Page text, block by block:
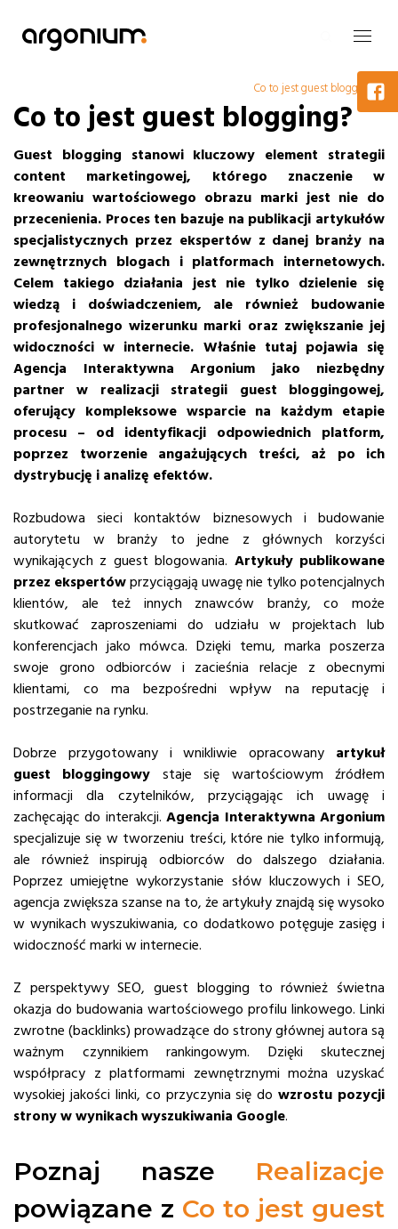
Co to jest guest blogging?
Co to jest guest blogging?
Guest blogging stanowi kluczowy element strategii
content marketingowej, którego znaczenie w
kreowaniu wartościowego obrazu marki jest nie do
przecenienia. Proces ten bazuje na publikacji artykułów
specjalistycznych przez ekspertów z danej branży na
zewnętrznych blogach i platformach internetowych.
Celem takiego działania jest nie tylko dzielenie się
wiedzą i doświadczeniem, ale również budowanie
profesjonalnego wizerunku marki oraz zwiększanie jej
widoczności w internecie. Właśnie tutaj pojawia się
Agencja Interaktywna Argonium jako niezbędny
partner w realizacji strategii guest bloggingowej,
oferujący kompleksowe wsparcie na każdym etapie
procesu – od identyfikacji odpowiednich platform,
poprzez tworzenie angażujących treści, aż po ich
dystrybucję i analizę efektów.
Rozbudowa sieci kontaktów biznesowych i budowanie
autorytetu w branży to jedne z głównych korzyści
wynikających z guest blogowania. Artykuły publikowane
przez ekspertówprzyciągają uwagę nie tylko potencjalnych
klientów, ale też innych znawców branży, co może
skutkować zaproszeniami do udziału w projektach lub
konferencjach jako mówca. Dzięki temu, marka poszerza
swoje grono odbiorców i zacieśnia relacje z obecnymi
klientami, co ma bezpośredni wpływ na reputację i
postrzeganie na rynku.
Dobrze przygotowany i wnikliwie opracowany artykuł
guest bloggingowy staje się wartościowym źródłem
informacji dla czytelników, przyciągając ich uwagę i
zachęcając do interakcji.Agencja Interaktywna Argonium
specjalizuje się w tworzeniu treści, które nie tylko informują,
ale również inspirują odbiorców do dalszego działania.
Poprzez umiejętne wykorzystanie słów kluczowych i SEO,
agencja zwiększa szanse na to, że artykuły znajdą się wysoko
w wynikach wyszukiwania, co dodatkowo potęguje zasięg i
widoczność marki w internecie.
Z perspektywy SEO, guest blogging to również świetna
okazja do budowania wartościowego profilu linkowego. Linki
zwrotne (backlinks) prowadzące do strony głównej autora są
ważnym czynnikiem rankingowym. Dzięki skutecznej
współpracy z platformami zewnętrznymi można uzyskać
wysokiej jakości linki, co przyczynia się dowzrostu pozycji
strony w wynikach wyszukiwania Google.
Poznaj nasze Realizacje
powiązane z Co to jest guest